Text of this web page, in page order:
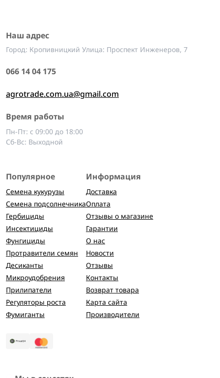
Наш адрес
Город: Кропивницкий Улица: Проспект Инженеров, 7
066 14 04 175
agrotrade.com.ua@gmail.com
Время работы
Пн-Пт: с 09:00 до 18:00
Сб-Вс: Выходной
Популярное
Семена кукурузы
Семена подсолнечника
Гербициды
Инсектициды
Фунгициды
Протравители семян
Десиканты
Микроудобрения
Прилипатели
Регуляторы роста
Фумиганты
Информация
Доставка
Оплата
Отзывы о магазине
Гарантии
О нас
Новости
Отзывы
Контакты
Возврат товара
Карта сайта
Производители